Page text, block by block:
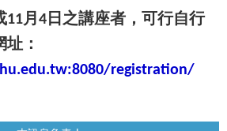
11 月 4 日之講座者，可行自行
：
registration/